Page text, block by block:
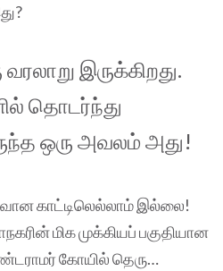
இருக்கிறது.
தொடர்ந்து
ஒரு அவலம் அது!
காட்டிலெல்லாம் இல்லை!
மிக முக்கியப் பகுதியான
கோயில் தெரு…